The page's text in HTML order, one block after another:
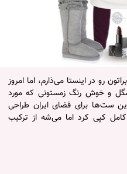
رو در اینستا می‌ذارم، اما امروز
و خوش رنگ زمستونی که مورد
ست‌ها برای فضای ایران طراحی
کپی کرد اما می‌شه از ترکیب